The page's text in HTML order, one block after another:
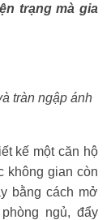
trạng mà gia
tràn ngập ánh
kế một căn hộ
không gian còn
bằng cách mở
ngủ, đẩy